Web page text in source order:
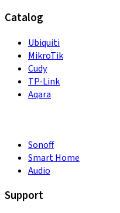
Catalog
Ubiquiti
MikroTik
Cudy
TP-Link
Aqara
Sonoff
Smart Home
Audio
Support